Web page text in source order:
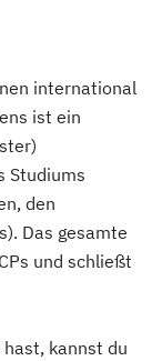
international
ist ein
Studiums
den
Das gesamte
und schließt
hast, kannst du